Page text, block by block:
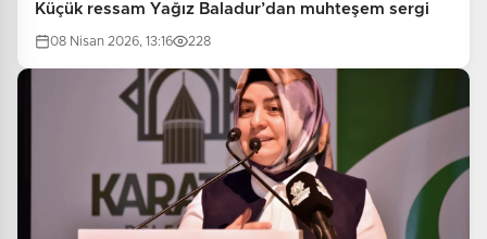
Küçük ressam Yağız Baladur’dan muhteşem sergi
08 Nisan 2026, 13:16 228